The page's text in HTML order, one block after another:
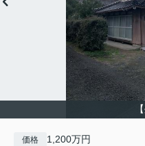
価格 1,200万円